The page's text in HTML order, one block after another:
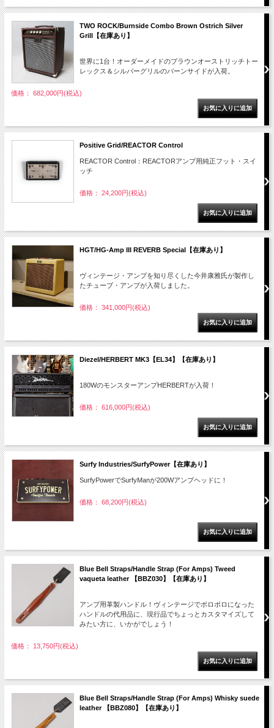
TWO ROCK/Burnside Combo Brown Ostrich Silver
Grill【在庫あり】
世界に1台！オーダーメイドのブラウンオーストリッチトー
レックス＆シルバーグリルのバーンサイドが入荷。
価格： 682,000円(税込)
Positive Grid/REACTOR Control
REACTOR Control：REACTORアンプ用純正フット・スイ
ッチ
価格： 24,200円(税込)
HGT/HG-Amp III REVERB Special【在庫あり】
ヴィンテージ・アンプを知り尽くした今井康雅氏が製作し
たチューブ・アンプが入荷しました。
価格： 341,000円(税込)
Diezel/HERBERT MK3【EL34】【在庫あり】
180WのモンスターアンプHERBERTが入荷！
価格： 616,000円(税込)
Surfy Industries/SurfyPower【在庫あり】
SurfyPowerでSurfyManが200Wアンプヘッドに！
価格： 68,200円(税込)
Blue Bell Straps/Handle Strap (For Amps) Tweed
vaqueta leather 【BBZ030】【在庫あり】
アンプ用革製ハンドル！ヴィンテージでボロボロになった
ハンドルの代用品に、現行品でちょっとカスタマイズして
みたい方に、いかがでしょう！
価格： 13,750円(税込)
Blue Bell Straps/Handle Strap (For Amps) Whisky suede
leather 【BBZ080】【在庫あり】